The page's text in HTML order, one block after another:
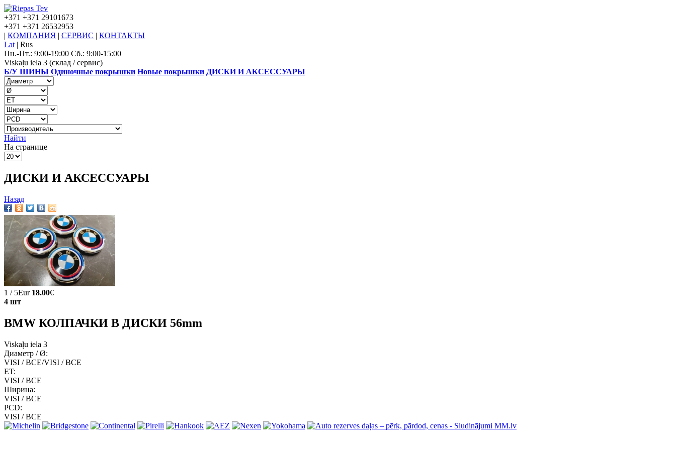
+371 +371 29101673
+371 +371 26532953
| КОМПАНИЯ | СЕРВИС | КОНТАКТЫ
Lat | Rus
Пн.-Пт.: 9:00-19:00 Сб.: 9:00-15:00
Viskaļu iela 3 (склад / сервис)
Б/У ШИНЫ Одиночные покрышки Новые покрышки ДИСКИ И АКСЕССУАРЫ
Найти
На странице
ДИСКИ И АКСЕССУАРЫ
Назад
1 / 5Eur 18.00€
4 шт
BMW КОЛПАЧКИ В ДИСКИ 56mm
Viskaļu iela 3
Диаметр / Ø:
VISI / ВСЕ/VISI / ВСЕ
ET:
VISI / ВСЕ
Ширина:
VISI / ВСЕ
PCD:
VISI / ВСЕ